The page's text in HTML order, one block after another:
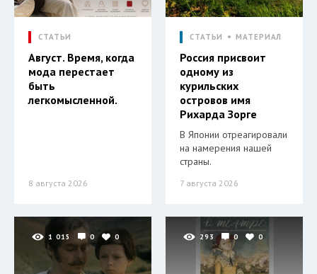
СТАТЬИ
Август. Время, когда
мода перестает
быть
легкомысленной.
8 августа 2026
СТАТЬИ МАТЕРИАЛ
Россия присвоит
одному из
курильских
островов имя
Рихарда Зорге
В Японии отреагировали
на намерения нашей
страны.
7 августа 2026
1 015 0 0 293 0 0